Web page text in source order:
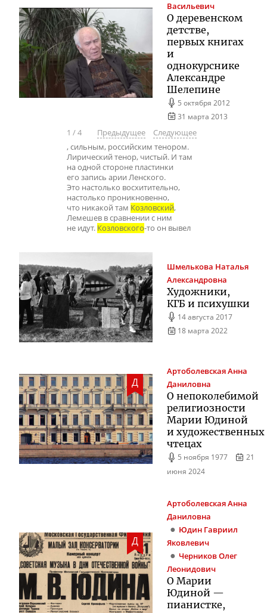
Васильевич
О деревенском
детстве,
первых книгах
и
однокурснике
Александре
Шелепине
5 октября 2012
31 марта 2013
1 /4 Предыдущее
Следующее
, сильным, российским тенором.
Лирический тенор, чистый. И там
на одной стороне пластинки
его запись арии Ленского.
Это настолько восхитительно,
настолько проникновенно,
что никакой там Козловский,
Лемешев в сравнении с ним
не идут. Козловского-то он вывел
Шмелькова Наталья
Александровна
Художники,
КГБ и психушки
14 августа 2017
18 марта 2022
Д
АртоболевскаяАнна
Даниловна
О непоколебимой
религиозности
Марии Юдиной
и художественных
чтецах
5 ноября 1977
21
июня 2024
Д
АртоболевскаяАнна
Даниловна
Юдин Гавриил
Яковлевич
Черников Олег
Леонидович
О Марии
Юдиной —
пианистке,